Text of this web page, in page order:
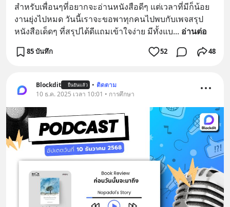
สำหรับเพื่อนๆที่อยากจะอ่านหนังสือดีๆ แต่เวลาที่มีก็น้อย
งานยุ่งไปหมด วันนี้เราจะขอพาทุกคนไปพบกับเพจสรุป
หนังสือเด็ดๆ ที่สรุปได้ดีแถมเข้าใจง่าย มีทั้งแบ... อ่านต่อ
85 บันทึก 52 48
Blockdit ยืนยันแล้ว • ติดตาม
10 ธ.ค. 2025 เวลา 10:01 • การศึกษา